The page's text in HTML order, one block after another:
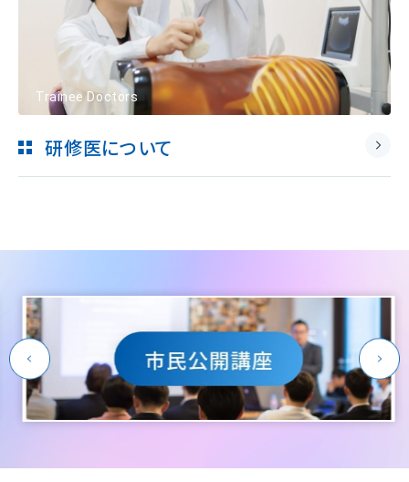
Trainee Doctors
研修医について